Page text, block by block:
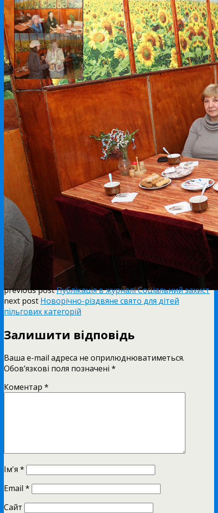
previous postПублікація в журналі Соціальний захист
next post Новорічно-різдвяне свято для дітей
пільгових категорій
Залишити відповідь
Ваша e-mail адреса не оприлюднюватиметься.
Обов’язкові поля позначені *
Коментар *
Ім'я *
Email *
Сайт